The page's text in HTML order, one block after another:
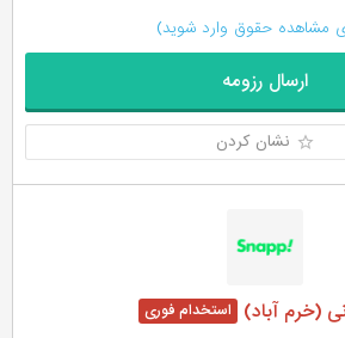
مشاهده حقوق وارد شوید)
ارسال رزومه
نشان کردن
(خرم آباد)